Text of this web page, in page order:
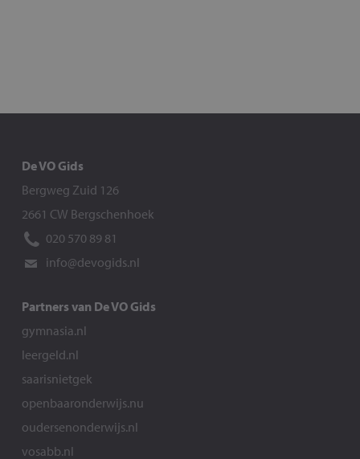
De VO Gids
Bergweg Zuid 126
2661 CW Bergschenhoek
020 570 89 81
info@devogids.nl
Partners van De VO Gids
gymnasia.nl
leergeld.nl
saarisnietgek
openbaaronderwijs.nu
oudersenonderwijs.nl
vosabb.nl